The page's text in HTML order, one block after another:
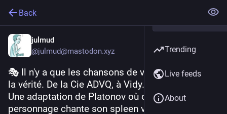
Back
julmud
@julmud@mastodon.xyz
🎭 Il n'y a que les chansons de variété qui disent
la vérité. De la Cie ADVQ, à Vidy.
Une adaptation de Platonov où chaque
personnage chante son spleen via des chansons
Trending
Live feeds
About